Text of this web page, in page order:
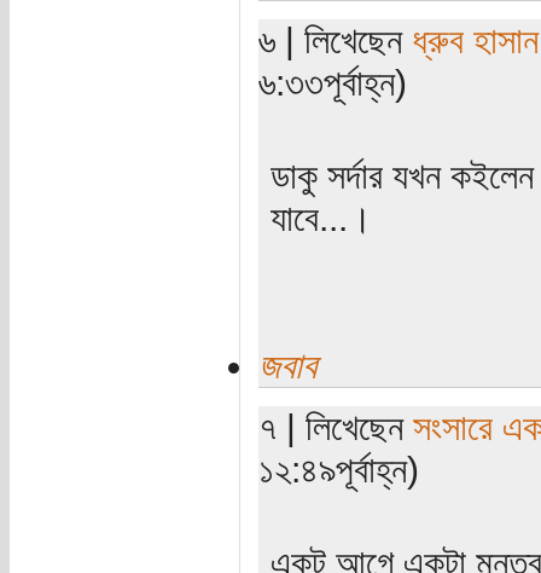
৬ | লিখেছেন ধ্রুব হাসান
৬:৩৩পূর্বাহ্ন)
ডাকু সর্দার যখন
যাবে...।
জবাব
৭ | লিখেছেন সংসারে এক
১২:৪৯পূর্বাহ্ন)
‍‍‍‍‍‍‍‍‍‍‍‍‍‍‍‍‍‍‍একটু আগে একটা